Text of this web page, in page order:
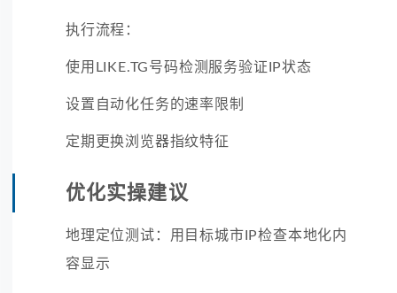
执行流程：
使用LIKE.TG号码检测服务验证IP状态
设置自动化任务的速率限制
定期更换浏览器指纹特征
优化实操建议
地理定位测试：用目标城市IP检查本地化内
容显示